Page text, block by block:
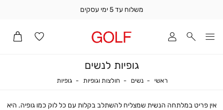
משלוח עד 5 ימי עסקים
גופיות לנשים
ראשי ראשינשים נשיםחולצות וגופיות חולצות וגופיות
גופיות
אין פריט במלתחה הנשית שמצליח להשתלב בקלות עם כל לוק כמו גופיה. היא